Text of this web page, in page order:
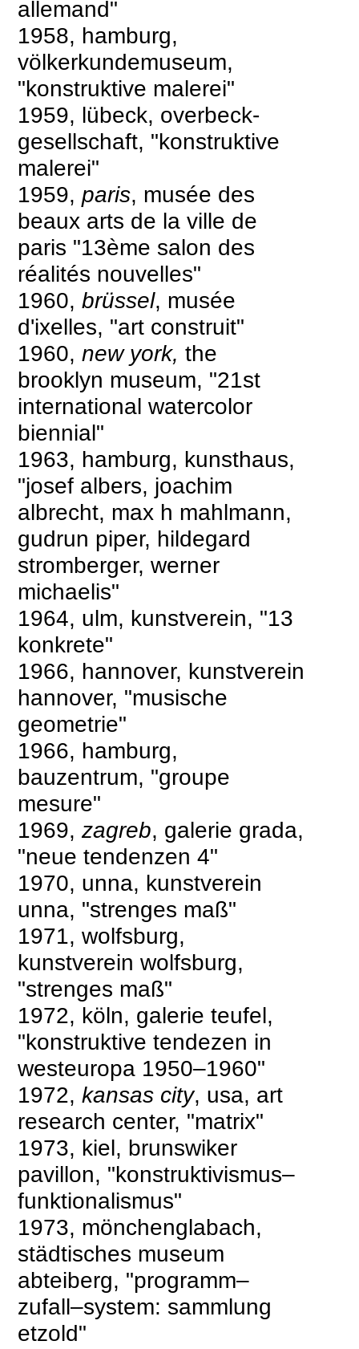
allemand"
1958, hamburg,
völkerkundemuseum,
"konstruktive malerei"
1959, lübeck, overbeck-
gesellschaft, "konstruktive
malerei"
1959,paris, musée des
beaux arts de la ville de
paris "13ème salon des
réalités nouvelles"
1960,brüssel, musée
d'ixelles, "art construit"
1960,new york,the
brooklyn museum, "21st
international watercolor
biennial"
1963, hamburg, kunsthaus,
"josef albers, joachim
albrecht, max h mahlmann,
gudrun piper, hildegard
stromberger, werner
michaelis"
1964, ulm, kunstverein, "13
konkrete"
1966, hannover, kunstverein
hannover, "musische
geometrie"
1966, hamburg,
bauzentrum, "groupe
mesure"
1969,zagreb, galerie grada,
"neue tendenzen 4"
1970, unna, kunstverein
unna, "strenges maß"
1971, wolfsburg,
kunstverein wolfsburg,
"strenges maß"
1972, köln, galerie teufel,
"konstruktive tendezen in
westeuropa 1950–1960"
1972,kansas city, usa, art
research center, "matrix"
1973, kiel, brunswiker
pavillon, "konstruktivismus–
funktionalismus"
1973, mönchenglabach,
städtisches museum
abteiberg, "programm–
zufall–system: sammlung
etzold"